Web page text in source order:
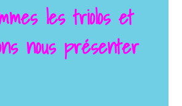
les triolos et
nous présenter